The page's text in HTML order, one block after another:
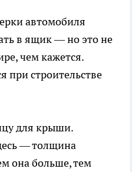
автомобиля
в ящик — но это не
чем кажется.
при строительстве
для крыши.
— толщина
она больше, тем